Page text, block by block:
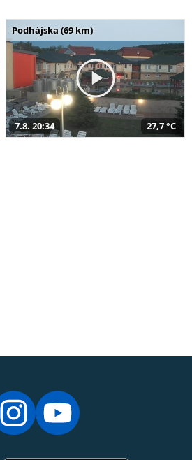
Podhájska (69 km)
7.8. 20:34 27,7 °C